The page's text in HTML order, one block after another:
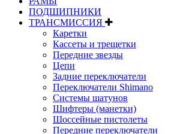
ПОДШИПНИКИ
ТРАНСМИССИЯ
Каретки
Кассеты и трещетки
Передние звезды
Цепи
Задние переключатели
Переключатели Shimano
Системы шатунов
Шифтеры (манетки)
Шоссейные пистолеты
Передние переключатели